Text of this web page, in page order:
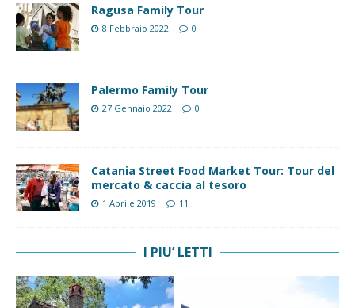
Ragusa Family Tour
8 Febbraio 2022 0
Palermo Family Tour
27 Gennaio 2022 0
Catania Street Food Market Tour: Tour del
mercato & caccia al tesoro
1 Aprile 2019 11
I PIU’ LETTI